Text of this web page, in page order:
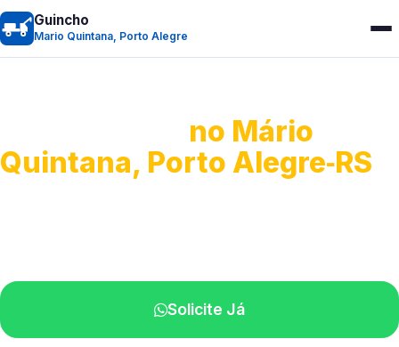
Guincho
Mario Quintana, Porto Alegre
no Mário
Quintana, Porto Alegre‑RS
Solicite Já